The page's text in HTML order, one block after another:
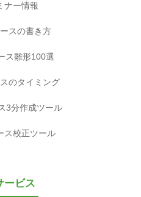
ナー情報
スの書き方
ス雛形100選
のタイミング
3分作成ツール
ス校正ツール
ービス